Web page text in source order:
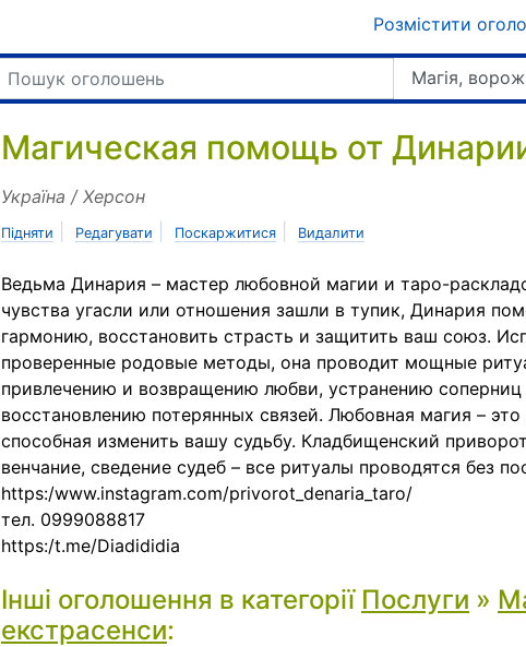
Розмістити
Магія,
Магическая помощь от
Україна / Херсон
Підняти Редагувати Поскаржитися Видалити
Ведьма Динария – мастер любовной магии и таро-
чувства угасли или отношения зашли в тупик, Динария
гармонию, восстановить страсть и защитить ваш союз.
проверенные родовые методы, она проводит мощные
привлечению и возвращению любви, устранению соперниц
восстановлению потерянных связей. Любовная магия – это
способная изменить вашу судьбу. Кладбищенский
венчание, сведение судеб – все ритуалы проводятся без
https:/www.instagram.com/privorot_denaria_taro/
тел. 0999088817
https:/t.me/Diadididia
Інші оголошення в категорії Послуги »
екстрасенси: